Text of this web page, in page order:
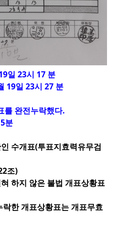
일 23시 17 분
19일 23시 27 분
를 완전누락했다.
분
수개표(투표지효력유무검
조)
하지 않은 불법 개표상황표
한 개표상황표는 개표무효